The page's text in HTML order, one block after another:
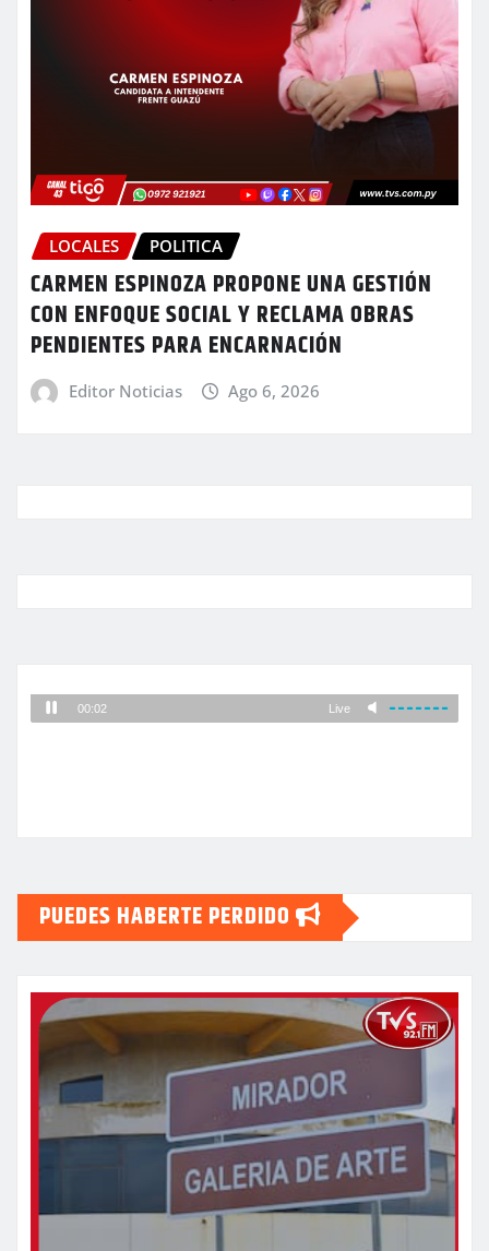
LOCALES POLITICA
CARMEN ESPINOZA PROPONE UNA GESTIÓN
CON ENFOQUE SOCIAL Y RECLAMA OBRAS
PENDIENTES PARA ENCARNACIÓN
Editor Noticias Ago 6, 2026
PUEDES HABERTE PERDIDO